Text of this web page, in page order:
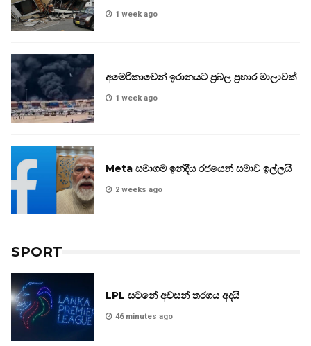
1 week ago
අමෙරිකාවෙන් ඉරානයට ප්‍රබල ප්‍රහාර මාලාවක්
1 week ago
Meta සමාගම ඉන්දීය රජයෙන් සමාව ඉල්ලයි
2 weeks ago
SPORT
LPL සටනේ අවසන් තරගය අදයි
46 minutes ago